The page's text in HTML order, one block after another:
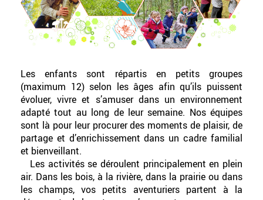
Les enfants sont répartis en petits groupes
(maximum 12) selon les âges afin qu’ils puissent
évoluer, vivre et s’amuser dans un environnement
adapté tout au long de leur semaine. Nos équipes
sont là pour leur procurer des moments de plaisir, de
partage et d’enrichissement dans un cadre familial
et bienveillant.
Les activités se déroulent principalement en plein
air. Dans les bois, à la rivière, dans la prairie ou dans
les champs, vos petits aventuriers partent à la